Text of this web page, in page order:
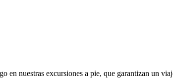
en nuestras excursiones a pie, que garantizan un